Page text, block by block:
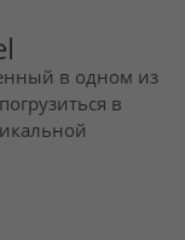
в одном из
в